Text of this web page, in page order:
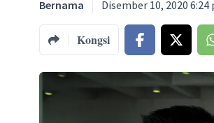
Bernama Disember 10, 2020 6:24
Kongsi